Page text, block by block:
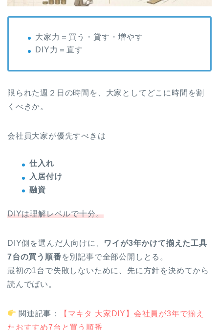
大家力＝買う・貸す・増やす
DIY力＝直す
限られた週２日の時間を、大家としてどこに時間を割
くべきか。
会社員大家が優先すべきは
仕入れ
入居付け
融資
DIYは理解レベルで十分。
DIY側を選んだ人向けに、 ワイが3年かけて揃えた工具
7台の買う順番を別記事で全部公開しとる。
最初の1台で失敗しないために、先に方針を決めてから
読んでばい。
関連記事：
【マキタ 大家DIY】会社員が3年で揃え
たおすすめ7台と買う順番